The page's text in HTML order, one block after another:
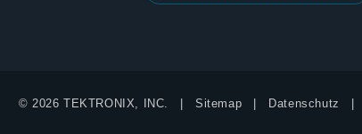
© 2026 TEKTRONIX, INC. Sitemap Datenschutz